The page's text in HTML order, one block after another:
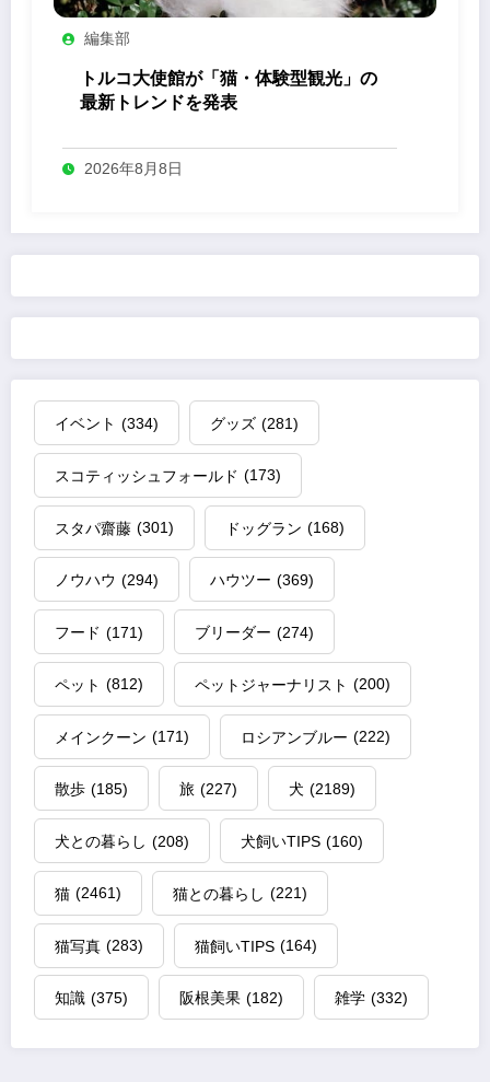
編集部
トルコ大使館が「猫・体験型観光」の
最新トレンドを発表
2026年8月8日
イベント (334) グッズ (281)
スコティッシュフォールド (173)
スタパ齋藤 (301) ドッグラン (168)
ノウハウ (294) ハウツー (369)
フード (171) ブリーダー (274)
ペット (812) ペットジャーナリスト (200)
メインクーン (171) ロシアンブルー (222)
散歩 (185) 旅 (227) 犬 (2189)
犬との暮らし (208) 犬飼いTIPS (160)
猫 (2461) 猫との暮らし (221)
猫写真 (283) 猫飼いTIPS (164)
知識 (375) 阪根美果 (182) 雑学 (332)